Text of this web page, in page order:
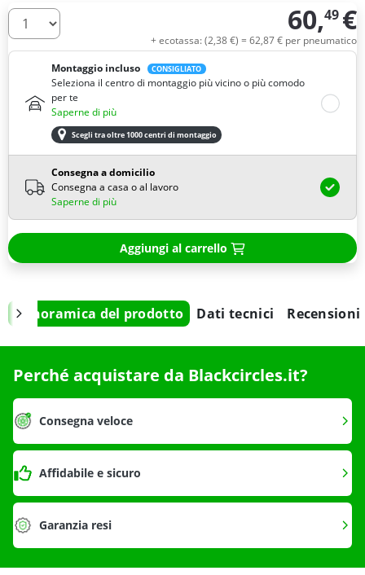
Quantità 60,49 €
+ ecotassa: (2,38€) = 62,87€ per pneumatico
Montaggio incluso
CONSIGLIATO
Seleziona il centro di montaggio più vicino o più comodo
per te
Saperne di più
Scegli tra oltre 1000 centri di montaggio
Consegna a domicilio
Consegna a casa o al lavoro
Saperne di più
Aggiungi al carrello
Panoramica del prodotto Dati tecnici Recensioni
Perché acquistare da Blackcircles.it?
Consegna veloce
Affidabile e sicuro
Garanzia resi